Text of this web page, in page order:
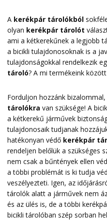
A kerékpár tárolókból
olyan kerékpár tárolót
ami a kétkerekűnek a legjobb
a bicikli tulajdonosoknak is a
tulajdonságokkal rendelkezik
tároló? A mi termékeink
Forduljon hozzánk
tárolókra van szüksége! A
a kétkerekű járművek
tulajdonosaik tudjanak
hatékonyan védő kerékpár
rendeljen belőlük a szükséges
nem csak a bűntények ellen
a többi problémát is ki tudja
veszélyezteti. Igen, az
tárolók alatt a járművek nem
és az ülés is, de a többi
bicikli tárolóban szép sorban